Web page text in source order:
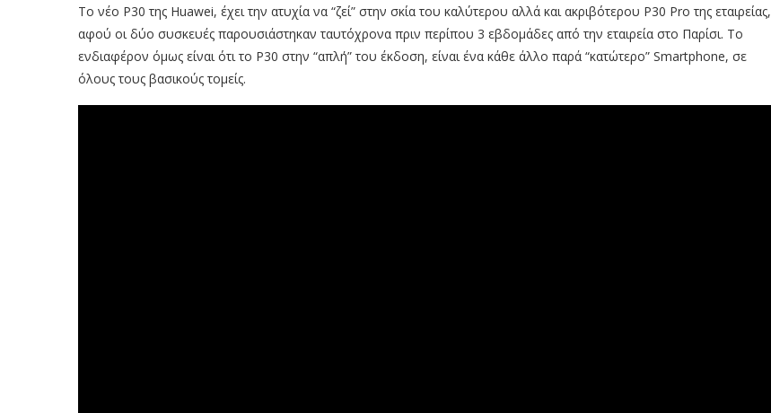
Το νέο P30 της Huawei, έχει την ατυχία να “ζεί” στην σκία του καλύτερου αλλά και ακριβότερου P30 Pro της εταιρείας,
αφού οι δύο συσκευές παρουσιάστηκαν ταυτόχρονα πριν περίπου 3 εβδομάδες από την εταιρεία στο Παρίσι. Το
ενδιαφέρον όμως είναι ότι το P30 στην “απλή” του έκδοση, είναι ένα κάθε άλλο παρά “κατώτερο” Smartphone, σε
όλους τους βασικούς τομείς.